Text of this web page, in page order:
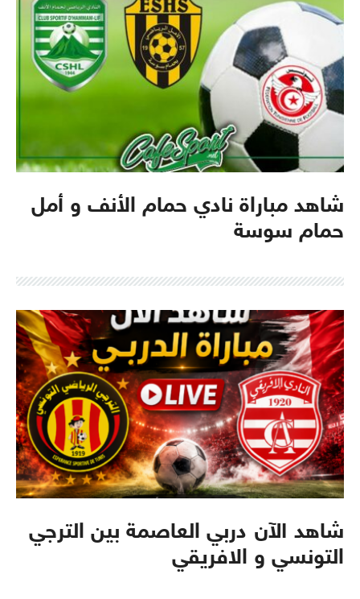
شاهد مباراة نادي حمام الأنف و أمل
حمام سوسة
شاهد الآن دربي العاصمة بين الترجي
التونسي و الافريقي